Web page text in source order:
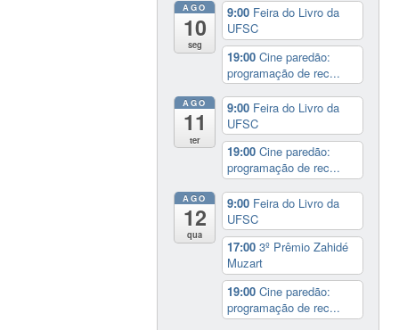
AGO
10
seg
9:00 Feira do Livro da
UFSC
19:00Cine paredão:
programação de rec...
AGO
11
ter
9:00 Feira do Livro da
UFSC
19:00Cine paredão:
programação de rec...
AGO
12
qua
9:00 Feira do Livro da
UFSC
17:003º Prêmio Zahidé
Muzart
19:00Cine paredão:
programação de rec...